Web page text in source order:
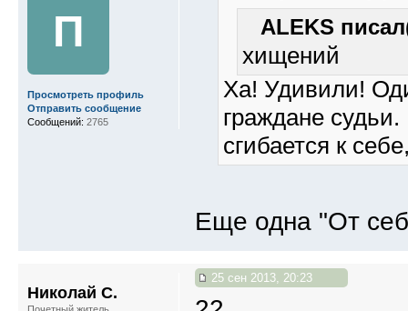
ALEKS
хищений
Ха! Удивили!
граждане
сгибается к
Еще одна "От
П
Просмотреть профиль
Отправить сообщение
Сообщений: 2765
25 сен 2013, 20:23
Николай С.